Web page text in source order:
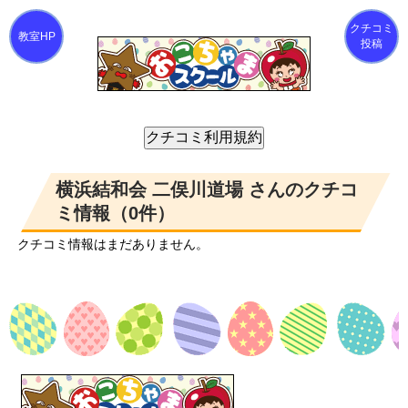
クチコミ
投稿
横浜結和会 二俣川道場 さんのクチコ
ミ情報（0件）
クチコミ情報はまだありません。